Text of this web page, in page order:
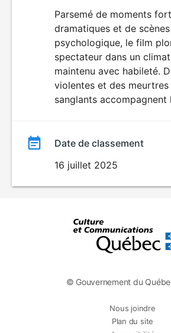
VIOLENCE
Parsemé de moments
dramatiques et de
psychologique, le film
spectateur dans un
maintenu avec habileté.
violentes et des
sanglants accompagnent
Date de classement
16 juillet 2025
© Gouvernement du
Nous joindre
Plan du site